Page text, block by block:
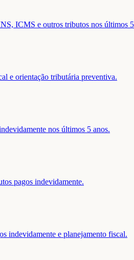
ICMS e outros tributos nos últimos
e orientação tributária preventiva.
nos últimos 5 anos.
pagos indevidamente.
indevidamente e planejamento fiscal.